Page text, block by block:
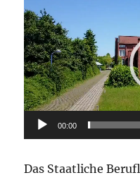
Player
00:00
Das Staatliche